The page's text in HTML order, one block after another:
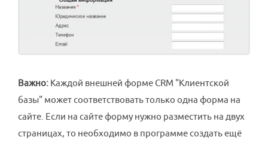
Важно: Каждой внешней форме CRM "Клиентской
базы" может соответствовать только одна форма на
сайте. Если на сайте форму нужно разместить на двух
страницах, то необходимо в программе создать ещё